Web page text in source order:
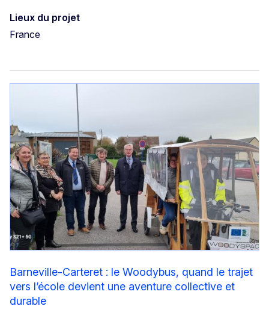
Lieux du projet
France
Barneville-Carteret : le Woodybus, quand le trajet
vers l’école devient une aventure collective et
durable